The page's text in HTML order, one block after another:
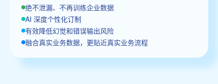
绝不泄漏、不再训练企业数据
AI 深度个性化订制
有效降低幻觉和错误输出风险
融合真实业务数据，更贴近真实业务流程